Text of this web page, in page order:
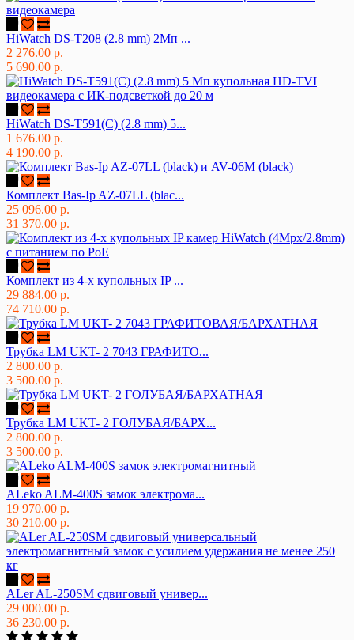
HiWatch DS-T208 (2.8 mm) 2Мп ...
2 276.00 р.
5 690.00 р.
HiWatch DS-T591(C) (2.8 mm) 5...
1 676.00 р.
4 190.00 р.
Комплект Bas-Ip AZ-07LL (blac...
25 096.00 р.
31 370.00 р.
Комплект из 4-х купольных IP ...
29 884.00 р.
74 710.00 р.
Трубка LM UKT- 2 7043 ГРАФИТО...
2 800.00 р.
3 500.00 р.
Трубка LM UKT- 2 ГОЛУБАЯ/БАРХ...
2 800.00 р.
3 500.00 р.
ALeko ALM-400S замок электрома...
19 970.00 р.
30 210.00 р.
ALer AL-250SM сдвиговый универ...
29 000.00 р.
36 230.00 р.